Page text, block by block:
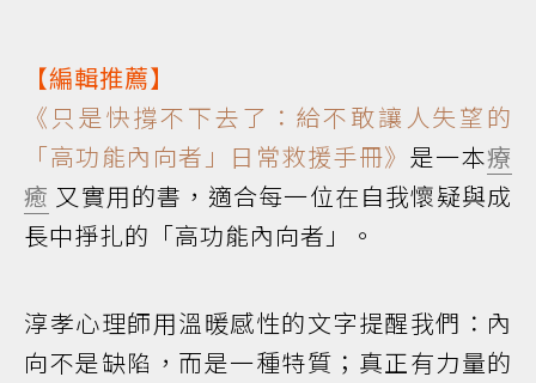
【編輯推薦】
《只是快撐不下去了：給不敢讓人失望的
「高功能內向者」日常救援手冊》 是一本療
癒 又實用的書，適合每一位在自我懷疑與成
長中掙扎的「高功能內向者」。
淳孝心理師用溫暖感性的文字提醒我們：內
向不是缺陷，而是一種特質；真正有力量的